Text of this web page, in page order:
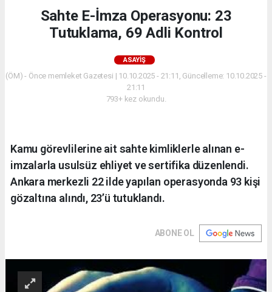
Sahte E-İmza Operasyonu: 23
Tutuklama, 69 Adli Kontrol
ASAYIŞ
(ÖM) - Önce memleket Gazetesi | 10.10.2025 - 21:11, Güncelleme: 10.10.2025 -
21:11
793+ kez okundu.
Kamu görevlilerine ait sahte kimliklerle alınan e-
imzalarla usulsüz ehliyet ve sertifika düzenlendi.
Ankara merkezli 22 ilde yapılan operasyonda 93 kişi
gözaltına alındı, 23’ü tutuklandı.
ABONE OL